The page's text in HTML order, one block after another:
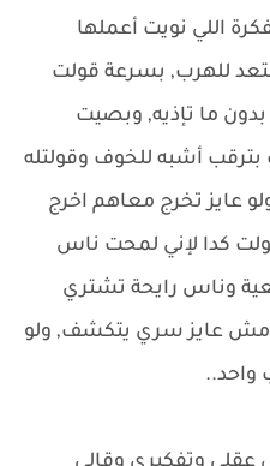
اللي نويت أعملها
للهرب, بسرعة قولت
ما تإذيه, وبصيت
بترقب أشبه للخوف وقولتله
عايز تخرج معاهم اخرج
كدا لإني لمحت ناس
وناس رايحة تشتري
مش عايز سري يتكشف, ولو
واحد..